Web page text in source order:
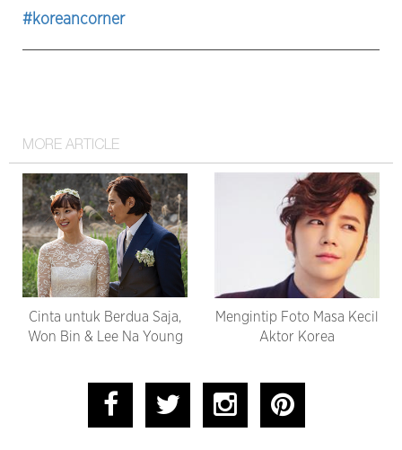
#koreancorner
MORE ARTICLE
Cinta untuk Berdua Saja,
Won Bin & Lee Na Young
Mengintip Foto Masa Kecil
Aktor Korea